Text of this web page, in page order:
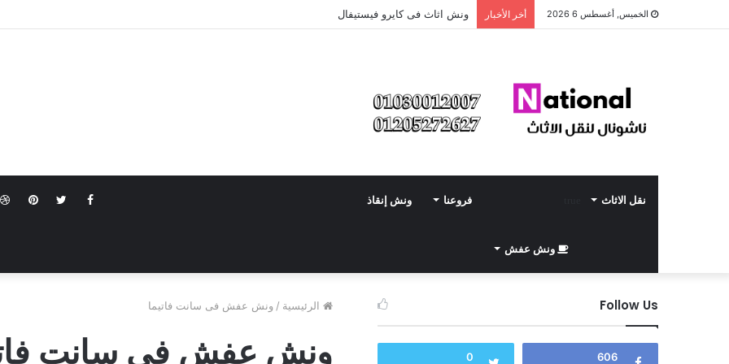
الخميس, أغسطس 6 2026 أخر الأخبار ونش اثاث فى كايرو فيستيفال
نقل الاثاث
ونش عفش
فروعنا ونش إنقاذ Twitter
Facebook
الرئيسية / ونش عفش فى سانت فاتيما
ونش عفش فى سانت
Follow Us
606
0